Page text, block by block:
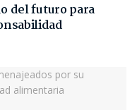
del futuro para